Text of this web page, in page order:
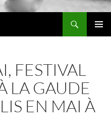
FESTIVAL
LA GAUDE
EN MAI À